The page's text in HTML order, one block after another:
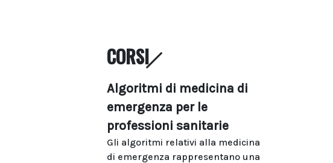
CORSI
Algoritmi di medicina di
emergenza per le
professioni sanitarie
Gli algoritmi relativi alla medicina
di emergenza rappresentano una